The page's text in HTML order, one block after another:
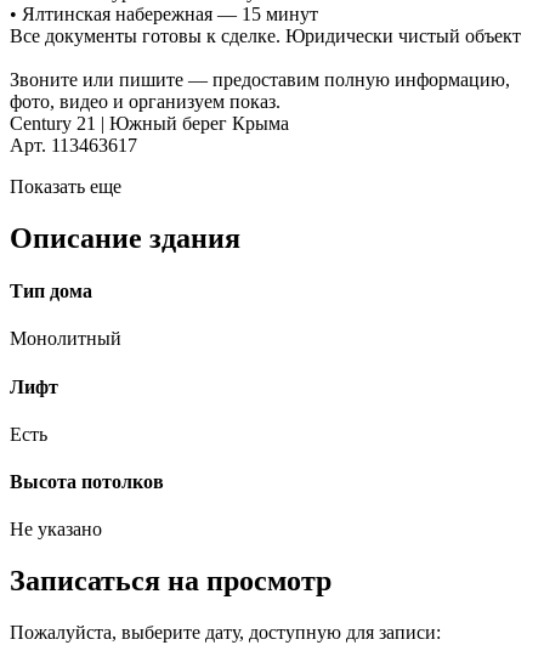
• Ялтинская набережная — 15 минут
Все документы готовы к сделке. Юридически чистый объект
Звоните или пишите — предоставим полную информацию,
фото, видео и организуем показ.
Century 21 | Южный берег Крыма
Арт. 113463617
Показать еще
Описание здания
Тип дома
Монолитный
Лифт
Есть
Высота потолков
Не указано
Записаться на просмотр
Пожалуйста, выберите дату, доступную для записи: